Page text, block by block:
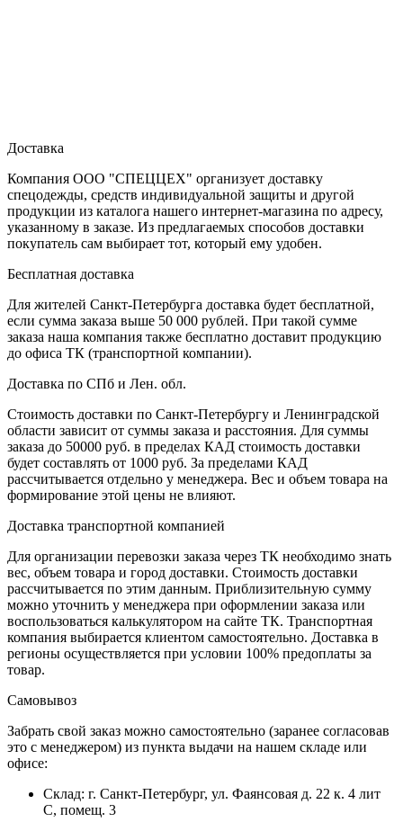
Доставка
Компания ООО "СПЕЦЦЕХ" организует доставку
спецодежды, средств индивидуальной защиты и другой
продукции из каталога нашего интернет-магазина по адресу,
указанному в заказе. Из предлагаемых способов доставки
покупатель сам выбирает тот, который ему удобен.
Бесплатная доставка
Для жителей Санкт-Петербурга доставка будет бесплатной,
если сумма заказа выше 50 000 рублей. При такой сумме
заказа наша компания также бесплатно доставит продукцию
до офиса ТК (транспортной компании).
Доставка по СПб и Лен. обл.
Стоимость доставки по Санкт-Петербургу и Ленинградской
области зависит от суммы заказа и расстояния. Для суммы
заказа до 50000 руб. в пределах КАД стоимость доставки
будет составлять от 1000 руб. За пределами КАД
рассчитывается отдельно у менеджера. Вес и объем товара на
формирование этой цены не влияют.
Доставка транспортной компанией
Для организации перевозки заказа через ТК необходимо знать
вес, объем товара и город доставки. Стоимость доставки
рассчитывается по этим данным. Приблизительную сумму
можно уточнить у менеджера при оформлении заказа или
воспользоваться калькулятором на сайте ТК. Транспортная
компания выбирается клиентом самостоятельно. Доставка в
регионы осуществляется при условии 100% предоплаты за
товар.
Самовывоз
Забрать свой заказ можно самостоятельно (заранее согласовав
это с менеджером) из пункта выдачи на нашем складе или
офисе:
Склад: г. Санкт-Петербург, ул. Фаянсовая д. 22 к. 4 лит
С, помещ. 3